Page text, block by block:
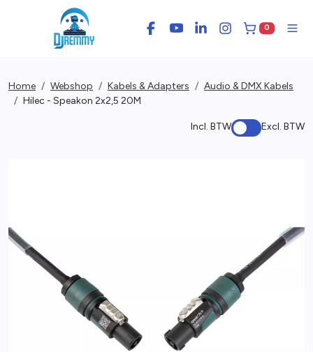
Facebook
YouTubeLinkedInInstagram
0
Home Webshop Kabels & Adapters
Audio & DMX Kabels
Hilec - Speakon 2x2,5 20M
Incl. BTW Excl. BTW